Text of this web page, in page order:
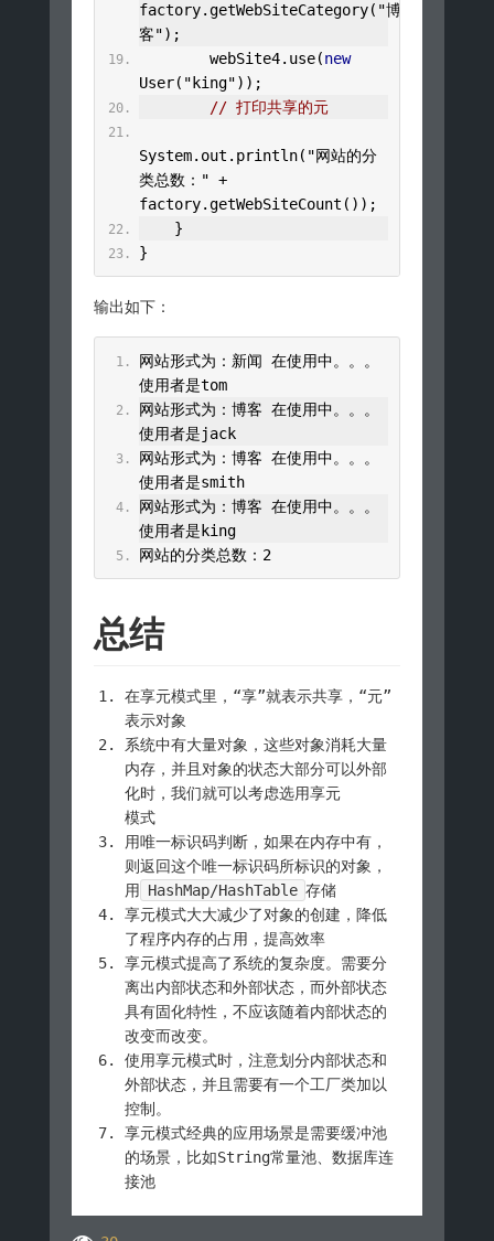
factory.getWebSiteCategory( "博
客");
        webSite4
. use(new
User( "king"));
// 打印共享的元
System. out . println( "网站的分
类总数：" +
factory.getWebSiteCount ());
}
}
输出如下：
网站形式为：新闻 在使用中。。。
使用者是tom
网站形式为：博客 在使用中。。。
使用者是jack
网站形式为：博客 在使用中。。。
使用者是smith
网站形式为：博客 在使用中。。。
使用者是 king
网站的分类总数： 2
总结
在享元模式里，“享”就表示共享，“元”
表示对象
系统中有大量对象，这些对象消耗大量
内存，并且对象的状态大部分可以外部
化时，我们就可以考虑选用享元
模式
用唯一标识码判断，如果在内存中有，
则返回这个唯一标识码所标识的对象，
用
HashMap/HashTable 存储
享元模式大大减少了对象的创建，降低
了程序内存的占用，提高效率
享元模式提高了系统的复杂度。需要分
离出内部状态和外部状态，而外部状态
具有固化特性，不应该随着内部状态的
改变而改变。
使用享元模式时，注意划分内部状态和
外部状态，并且需要有一个工厂类加以
控制。
享元模式经典的应用场景是需要缓冲池
的场景，比如String常量池、数据库连
接池